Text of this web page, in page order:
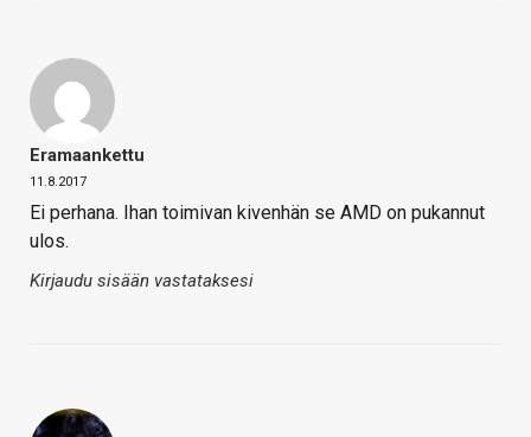
Eramaankettu
11.8.2017
Ei perhana. Ihan toimivan kivenhän se AMD on pukannut
ulos.
Kirjaudu sisään vastataksesi